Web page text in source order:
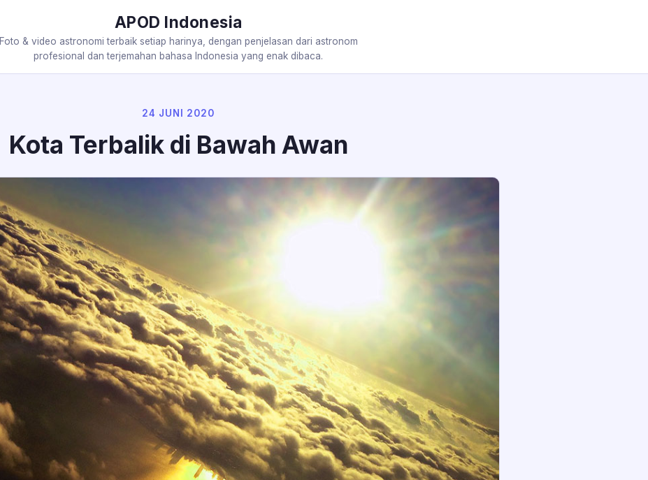
APOD Indonesia
Foto & video astronomi terbaik setiap harinya, dengan penjelasan dari astronom
profesional dan terjemahan bahasa Indonesia yang enak dibaca.
24 JUNI 2020
Kota Terbalik di Bawah Awan